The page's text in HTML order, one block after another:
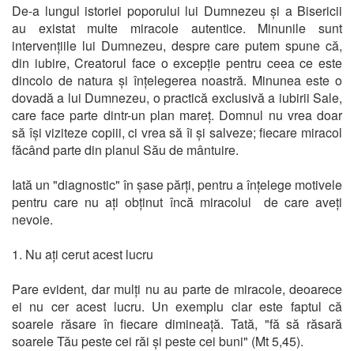
De-a lungul istoriei poporului lui Dumnezeu și a Bisericii
au existat multe miracole autentice. Minunile sunt
intervențiile lui Dumnezeu, despre care putem spune că,
din iubire, Creatorul face o excepție pentru ceea ce este
dincolo de natura și înțelegerea noastră. Minunea este o
dovadă a lui Dumnezeu, o practică exclusivă a iubirii Sale,
care face parte dintr-un plan mareț. Domnul nu vrea doar
să își viziteze copiii, ci vrea să îi și salveze; fiecare miracol
făcând parte din planul Său de mântuire.
Iată un "diagnostic" în șase părți, pentru a înțelege motivele
pentru care nu ați obținut încă miracolul de care aveți
nevoie.
1. Nu ați cerut acest lucru
Pare evident, dar mulți nu au parte de miracole, deoarece
ei nu cer acest lucru. Un exemplu clar este faptul că
soarele răsare în fiecare dimineață. Tată, "fă să răsară
soarele Tău peste cei răi și peste cei buni" (Mt 5,45).